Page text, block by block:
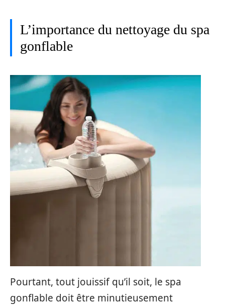
L’importance du nettoyage du spa
gonflable
Pourtant, tout jouissif qu’il soit, le spa
gonflable doit être minutieusement